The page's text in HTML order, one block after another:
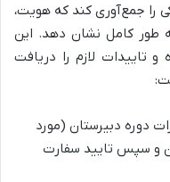
را جمع‌آوری کند که هویت،
طور کامل نشان دهد. این
تاییدات لازم را دریافت
دوره دبیرستان (مورد
و سپس تایید سفارت